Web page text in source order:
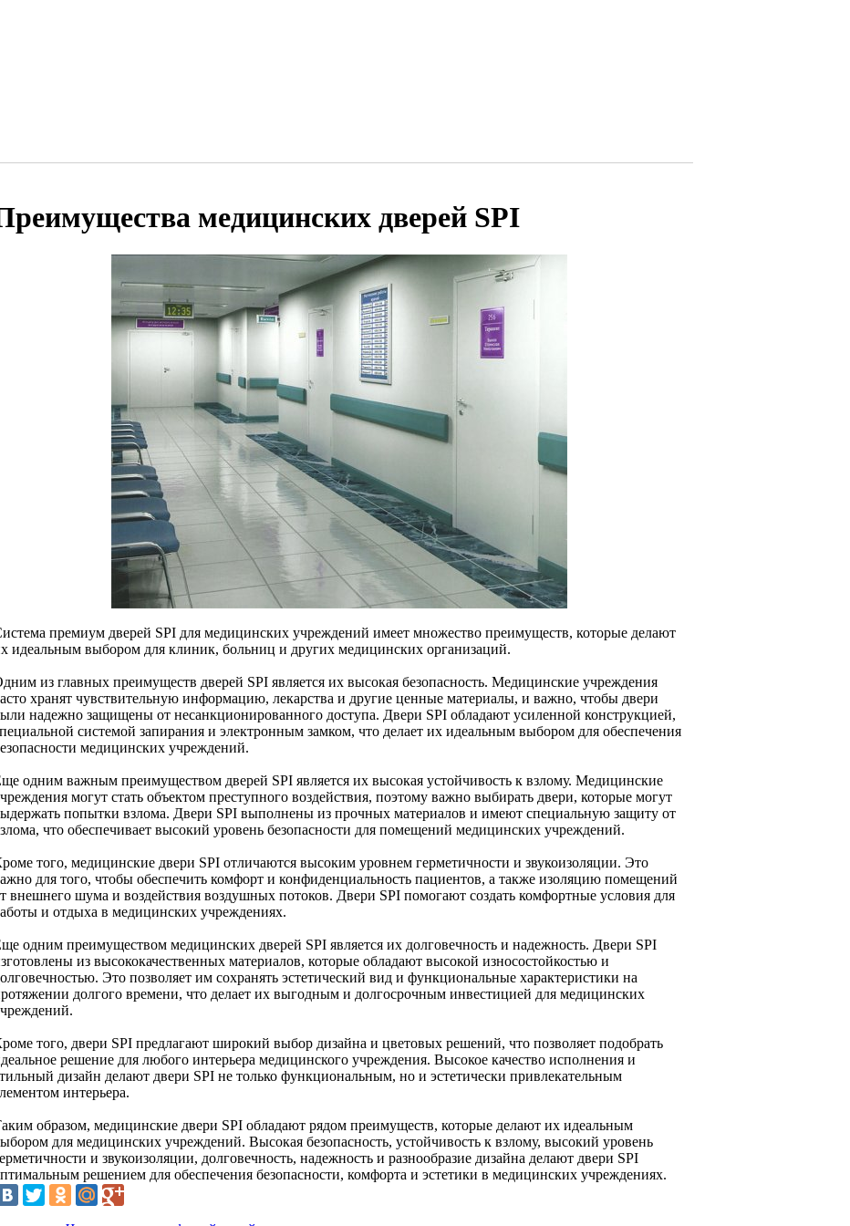
медицинских дверей SPI
премиум дверей SPI для медицинских учреждений имеет множество преимуществ, которые делают
идеальным выбором для клиник, больниц и других медицинских организаций.
из главных преимуществ дверей SPI является их высокая безопасность. Медицинские учреждения
хранят чувствительную информацию, лекарства и другие ценные материалы, и важно, чтобы двери
надежно защищены от несанкционированного доступа. Двери SPI обладают усиленной конструкцией,
системой запирания и электронным замком, что делает их идеальным выбором для обеспечения
медицинских учреждений.
одним важным преимуществом дверей SPI является их высокая устойчивость к взлому. Медицинские
могут стать объектом преступного воздействия, поэтому важно выбирать двери, которые могут
попытки взлома. Двери SPI выполнены из прочных материалов и имеют специальную защиту от
что обеспечивает высокий уровень безопасности для помещений медицинских учреждений.
того, медицинские двери SPI отличаются высоким уровнем герметичности и звукоизоляции. Это
для того, чтобы обеспечить комфорт и конфиденциальность пациентов, а также изоляцию помещений
внешнего шума и воздействия воздушных потоков. Двери SPI помогают создать комфортные условия для
и отдыха в медицинских учреждениях.
одним преимуществом медицинских дверей SPI является их долговечность и надежность. Двери SPI
из высококачественных материалов, которые обладают высокой износостойкостью и
Это позволяет им сохранять эстетический вид и функциональные характеристики на
долгого времени, что делает их выгодным и долгосрочным инвестицией для медицинских
того, двери SPI предлагают широкий выбор дизайна и цветовых решений, что позволяет подобрать
решение для любого интерьера медицинского учреждения. Высокое качество исполнения и
дизайн делают двери SPI не только функциональным, но и эстетически привлекательным
интерьера.
образом, медицинские двери SPI обладают рядом преимуществ, которые делают их идеальным
для медицинских учреждений. Высокая безопасность, устойчивость к взлому, высокий уровень
и звукоизоляции, долговечность, надежность и разнообразие дизайна делают двери SPI
решением для обеспечения безопасности, комфорта и эстетики в медицинских учреждениях.